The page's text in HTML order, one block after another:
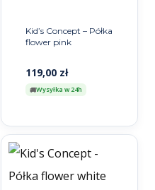
Kid’s Concept – Półka
flower pink
119,00 zł
Wysyłka w 24h